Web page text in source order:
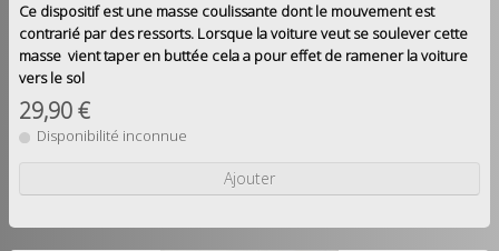
Ce dispositif est une masse coulissante dont le mouvement est
contrarié par des ressorts. Lorsque la voiture veut se soulever cette
masse vient taper en buttée cela a pour effet de ramener la voiture
vers le sol
29,90 €
Disponibilité inconnue
Ajouter